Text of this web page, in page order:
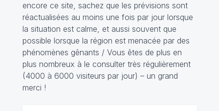
encore ce site, sachez que les prévisions sont
réactualisées au moins une fois par jour lorsque
la situation est calme, et aussi souvent que
possible lorsque la région est menacée par des
phénomènes gênants / Vous êtes de plus en
plus nombreux à le consulter très régulièrement
(4000 à 6000 visiteurs par jour) – un grand
merci !